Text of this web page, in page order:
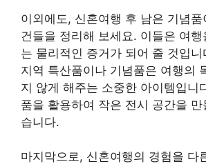
이외에도, 신혼여행 후 남은 기념
건들을 정리해 보세요. 이들은 여행
는 물리적인 증거가 되어 줄 것입
지역 특산품이나 기념품은 여행의
지 않게 해주는 소중한 아이템입니
품을 활용하여 작은 전시 공간을 만
습니다.
마지막으로, 신혼여행의 경험을 다